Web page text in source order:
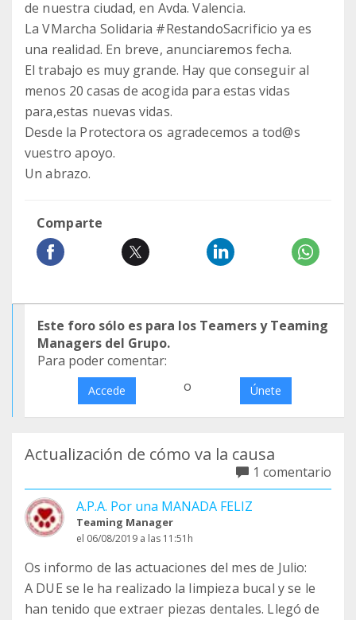
de nuestra ciudad, en Avda. Valencia.
La VMarcha Solidaria #RestandoSacrificio ya es
una realidad. En breve, anunciaremos fecha.
El trabajo es muy grande. Hay que conseguir al
menos 20 casas de acogida para estas vidas
para,estas nuevas vidas.
Desde la Protectora os agradecemos a tod@s
vuestro apoyo.
Un abrazo.
Comparte
Este foro sólo es para los Teamers y Teaming
Managers del Grupo.
Para poder comentar:
Accede o Únete
Actualización de cómo va la causa
1 comentario
A.P.A. Por una MANADA FELIZ
Teaming Manager
el 06/08/2019 a las 11:51h
Os informo de las actuaciones del mes de Julio:
A DUE se le ha realizado la limpieza bucal y se le
han tenido que extraer piezas dentales. Llegó de